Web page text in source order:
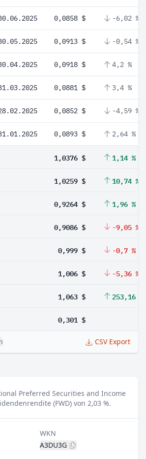
0,0858 $ -6,02 %
0,0913 $ -0,54 %
0,0918 $ 4,2 %
0,0881 $ 3,4 %
0,0852 $ -4,59 %
0,0893 $ 2,64 %
1,0376 $ 1,14 %
1,0259 $ 10,74 %
0,9264 $ 1,96 %
0,9086 $ -9,05 %
0,999 $ -0,7 %
1,006 $ -5,36 %
1,063 $ 253,16 %
0,301 $
CSV Export
Preferred Securities and Income
(FWD) von 2,03 %.
WKN
A3DU3G